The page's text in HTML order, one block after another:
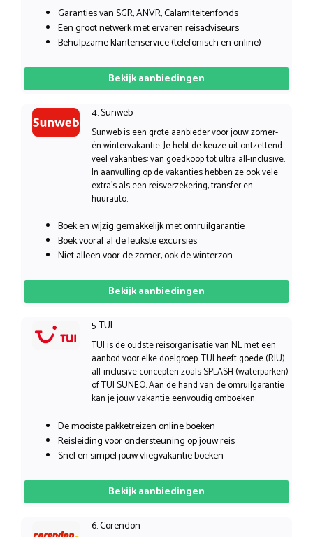
Garanties van SGR, ANVR, Calamiteitenfonds
Een groot netwerk met ervaren reisadviseurs
Behulpzame klantenservice (telefonisch en online)
Bekijk aanbiedingen
4. Sunweb
Sunweb is een grote aanbieder voor jouw zomer-
én wintervakantie. Je hebt de keuze uit ontzettend
veel vakanties: van goedkoop tot ultra all-inclusive.
In aanvulling op de vakanties hebben ze ook vele
extra’s als een reisverzekering, transfer en
huurauto.
Boek en wijzig gemakkelijk met omruilgarantie
Boek vooraf al de leukste excursies
Niet alleen voor de zomer, ook de winterzon
Bekijk aanbiedingen
5. TUI
TUI is de oudste reisorganisatie van NL met een
aanbod voor elke doelgroep. TUI heeft goede (RIU)
all-inclusive concepten zoals SPLASH (waterparken)
of TUI SUNEO. Aan de hand van de omruilgarantie
kan je jouw vakantie eenvoudig omboeken.
De mooiste pakketreizen online boeken
Reisleiding voor ondersteuning op jouw reis
Snel en simpel jouw vliegvakantie boeken
Bekijk aanbiedingen
6. Corendon